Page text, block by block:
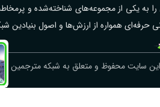
را به یکی از مجموعه‌های شناخته‌شده و
حرفه‌ای همواره از ارزش‌ها و اصول بنیادین
سایت محفوظ و متعلق به شبکه مترجمین
در اهر؛ فوری و آنلاین